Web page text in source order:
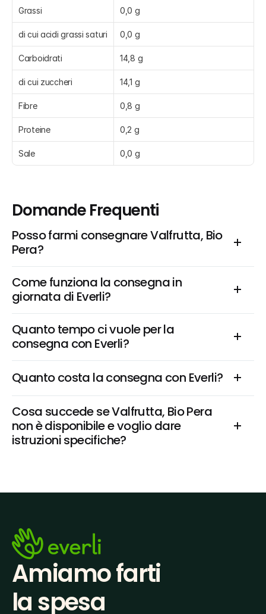
Grassi 0,0 g
di cui acidi grassi saturi 0,0 g
Carboidrati 14,8 g
di cui zuccheri 14,1 g
Fibre 0,8 g
Proteine 0,2 g
Sale 0,0 g
Domande Frequenti
Posso farmi consegnare Valfrutta, Bio
Pera?
Come funziona la consegna in
giornata di Everli?
Quanto tempo ci vuole per la
consegna con Everli?
Quanto costa la consegna con Everli?
Cosa succede se Valfrutta, Bio Pera
non è disponibile e voglio dare
istruzioni specifiche?
Amiamo farti
la spesa